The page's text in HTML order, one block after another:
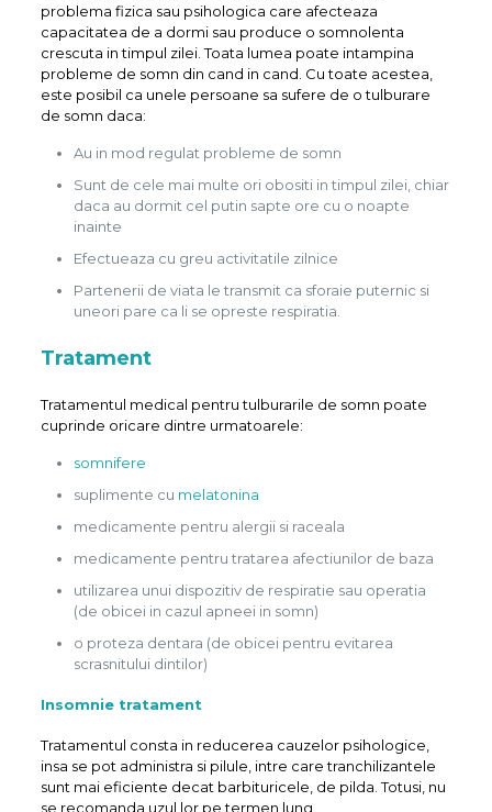
problema fizica sau psihologica care afecteaza
capacitatea de a dormi sau produce o somnolenta
crescuta in timpul zilei. Toata lumea poate intampina
probleme de somn din cand in cand. Cu toate acestea,
este posibil ca unele persoane sa sufere de o tulburare
de somn daca:
Au in mod regulat probleme de somn
Sunt de cele mai multe ori obositi in timpul zilei, chiar
daca au dormit cel putin sapte ore cu o noapte
inainte
Efectueaza cu greu activitatile zilnice
Partenerii de viata le transmit ca sforaie puternic si
uneori pare ca li se opreste respiratia.
Tratament
Tratamentul medical pentru tulburarile de somn poate
cuprinde oricare dintre urmatoarele:
somnifere
suplimente cu melatonina
medicamente pentru alergii si raceala
medicamente pentru tratarea afectiunilor de baza
utilizarea unui dispozitiv de respiratie sau operatia
(de obicei in cazul apneei in somn)
o proteza dentara (de obicei pentru evitarea
scrasnitului dintilor)
Insomnie tratament
Tratamentul consta in reducerea cauzelor psihologice,
insa se pot administra si pilule, intre care tranchilizantele
sunt mai eficiente decat barbituricele, de pilda. Totusi, nu
se recomanda uzul lor pe termen lung.